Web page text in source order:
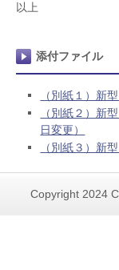
以上
添付ファイル
（別紙１）新
（別紙２）新
日変更）
（別紙３）新
Copyright 2024